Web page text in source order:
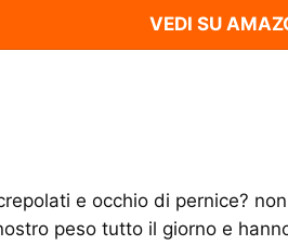
VEDI SU
e occhio di pernice?
peso tutto il giorno e